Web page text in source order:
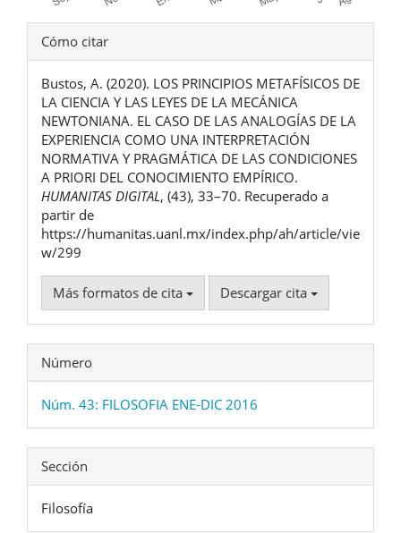
Detalles
del
artículo
Cómo citar
Bustos, A. (2020). LOS PRINCIPIOS METAFÍSICOS DE
LA CIENCIA Y LAS LEYES DE LA MECÁNICA
NEWTONIANA. EL CASO DE LAS ANALOGÍAS DE LA
EXPERIENCIA COMO UNA INTERPRETACIÓN
NORMATIVA Y PRAGMÁTICA DE LAS CONDICIONES
A PRIORI DEL CONOCIMIENTO EMPÍRICO.
HUMANITAS DIGITAL, (43), 33–70. Recuperado a
partir de
https://humanitas.uanl.mx/index.php/ah/article/vie
w/299
Más formatos de cita Descargar cita
Número
Núm. 43: FILOSOFIA ENE-DIC 2016
Sección
Filosofía